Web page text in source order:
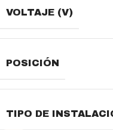
VOLTAJE (V)
POSICIÓN
TIPO DE